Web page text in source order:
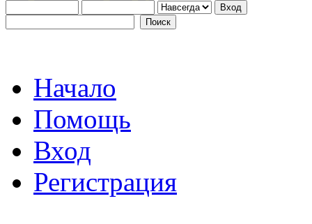
Начало
Помощь
Вход
Регистрация